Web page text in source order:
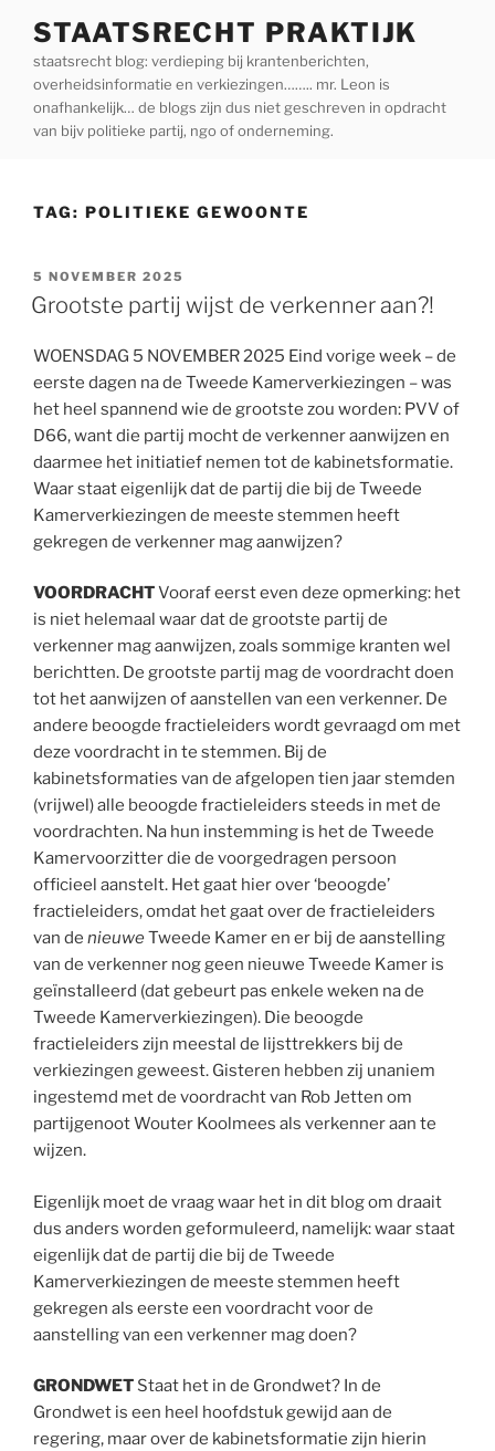
inhoud
STAATSRECHT PRAKTIJK
staatsrecht blog: verdieping bij krantenberichten,
overheidsinformatie en verkiezingen…….. mr. Leon is
onafhankelijk… de blogs zijn dus niet geschreven in opdracht
van bijv politieke partij, ngo of onderneming.
TAG: POLITIEKE GEWOONTE
GEPLAATST
OP
5 NOVEMBER 2025
Grootste partij wijst de verkenner aan?!
WOENSDAG 5 NOVEMBER 2025 Eind vorige week – de
eerste dagen na de Tweede Kamerverkiezingen – was
het heel spannend wie de grootste zou worden: PVV of
D66, want die partij mocht de verkenner aanwijzen en
daarmee het initiatief nemen tot de kabinetsformatie.
Waar staat eigenlijk dat de partij die bij de Tweede
Kamerverkiezingen de meeste stemmen heeft
gekregen de verkenner mag aanwijzen?
VOORDRACHTVooraf eerst even deze opmerking: het
is niet helemaal waar dat de grootste partij de
verkenner mag aanwijzen, zoals sommige kranten wel
berichtten. De grootste partij mag de voordracht doen
tot het aanwijzen of aanstellen van een verkenner. De
andere beoogde fractieleiders wordt gevraagd om met
deze voordracht in te stemmen. Bij de
kabinetsformaties van de afgelopen tien jaar stemden
(vrijwel) alle beoogde fractieleiders steeds in met de
voordrachten. Na hun instemming is het de Tweede
Kamervoorzitter die de voorgedragen persoon
officieel aanstelt. Het gaat hier over ‘beoogde’
fractieleiders, omdat het gaat over de fractieleiders
van de nieuweTweede Kamer en er bij de aanstelling
van de verkenner nog geen nieuwe Tweede Kamer is
geïnstalleerd (dat gebeurt pas enkele weken na de
Tweede Kamerverkiezingen). Die beoogde
fractieleiders zijn meestal de lijsttrekkers bij de
verkiezingen geweest. Gisteren hebben zij unaniem
ingestemd met de voordracht van Rob Jetten om
partijgenoot Wouter Koolmees als verkenner aan te
wijzen.
Eigenlijk moet de vraag waar het in dit blog om draait
dus anders worden geformuleerd, namelijk: waar staat
eigenlijk dat de partij die bij de Tweede
Kamerverkiezingen de meeste stemmen heeft
gekregen als eerste een voordracht voor de
aanstelling van een verkenner mag doen?
GRONDWET Staat het in de Grondwet? In de
Grondwet is een heel hoofdstuk gewijd aan de
regering, maar over de kabinetsformatie zijn hierin